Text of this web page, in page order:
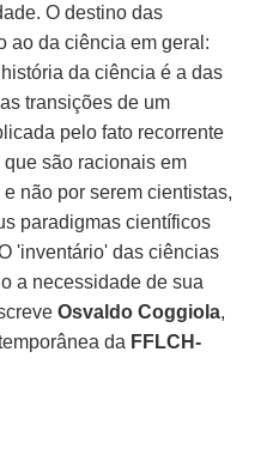
O destino das
ao da ciência em geral:
história da ciência é a das
transições de um
pelo fato recorrente
são racionais em
não por serem cientistas,
paradigmas científicos
'inventário' das ciências
a necessidade de sua
Osvaldo Coggiola,
da FFLCH-